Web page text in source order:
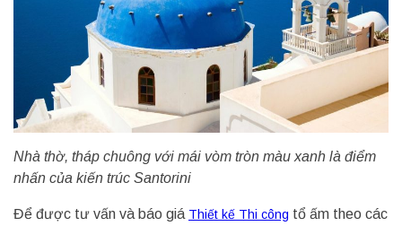
Nhà thờ, tháp chuông với mái vòm tròn màu xanh là điểm
nhấn của kiến trúc Santorini
Để được tư vấn và báo giá Thiết kế Thi công tổ ấm theo các